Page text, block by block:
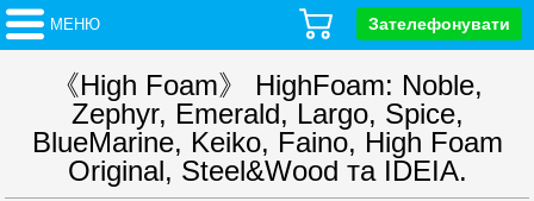
МЕНЮ Зателефонувати
《High Foam》 HighFoam: Noble,
Zephyr, Emerald, Largo, Spice,
BlueMarine, Keiko, Faino, High Foam
Original, Steel&Wood та IDEIA.